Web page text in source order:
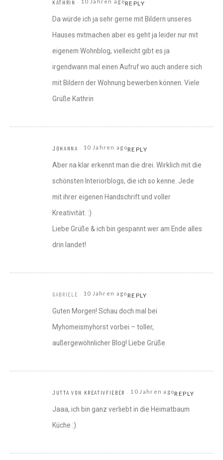
KATHRIN REPLY
Da würde ich ja sehr gerne mit Bildern unseres
Hauses mitmachen aber es geht ja leider nur mit
eigenem Wohnblog, vielleicht gibt es ja
irgendwann mal einen Aufruf wo auch andere sich
mit Bildern der Wohnung bewerben können. Viele
Grüße Kathrin
JOHANNA 10 Jahren agoREPLY
Aber na klar erkennt man die drei. Wirklich mit die
schönsten Interiorblogs, die ich so kenne. Jede
mit ihrer eigenen Handschrift und voller
Kreativität. :)
Liebe Grüße & ich bin gespannt wer am Ende alles
drin landet!
GABRIELE 10 Jahren agoREPLY
Guten Morgen! Schau doch mal bei
Myhomeismyhorst vorbei – toller,
außergewöhnlicher Blog! Liebe Grüße
JUTTA VON KREATIVFIEBER 10 Jahren agoREPLY
Jaaa, ich bin ganz verliebt in die Heimatbaum
Küche :)